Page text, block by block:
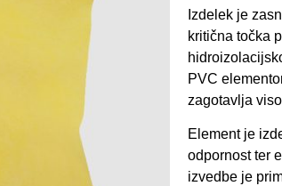
Izdelek je
kritična točka
PVC
zagotavlja
Element je
odpornost ter
izvedbe je